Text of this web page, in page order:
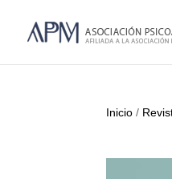
Inicio /